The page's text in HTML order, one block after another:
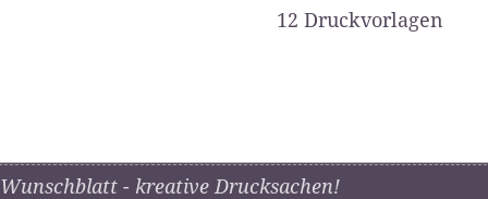
12 Druckvorlagen
Wunschblatt - kreative Drucksachen!